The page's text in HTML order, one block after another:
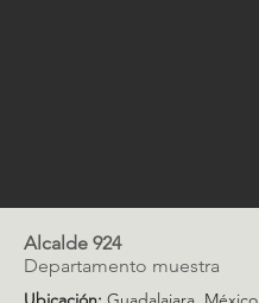
Alcalde 924
Departamento muestra